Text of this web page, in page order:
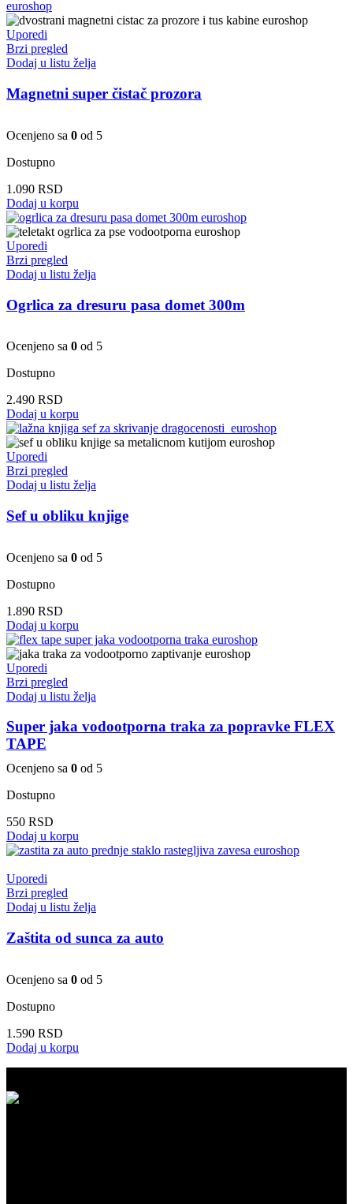
Uporedi
Brzi pregled
Dodaj u listu želja
Magnetni super čistač prozora
Ocenjeno sa 0 od 5
Dostupno
1.090 RSD
Dodaj u korpu
Uporedi
Brzi pregled
Dodaj u listu želja
Ogrlica za dresuru pasa domet 300m
Ocenjeno sa 0 od 5
Dostupno
2.490 RSD
Dodaj u korpu
Uporedi
Brzi pregled
Dodaj u listu želja
Sef u obliku knjige
Ocenjeno sa 0 od 5
Dostupno
1.890 RSD
Dodaj u korpu
Uporedi
Brzi pregled
Dodaj u listu želja
Super jaka vodootporna traka za popravke FLEX
TAPE
Ocenjeno sa 0 od 5
Dostupno
550 RSD
Dodaj u korpu
Uporedi
Brzi pregled
Dodaj u listu želja
Zaštita od sunca za auto
Ocenjeno sa 0 od 5
Dostupno
1.590 RSD
Dodaj u korpu